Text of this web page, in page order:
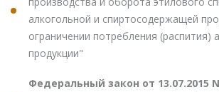
алкогольной и спиртосодержащей
ограничении потребления (распития)
продукции"
Федеральный закон от 13.07.2015